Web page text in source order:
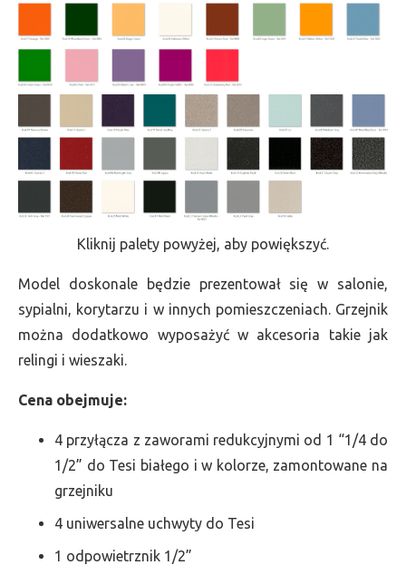
Kliknij palety powyżej, aby powiększyć.
Model doskonale będzie prezentował się w salonie,
sypialni, korytarzu i w innych pomieszczeniach. Grzejnik
można dodatkowo wyposażyć w akcesoria takie jak
relingi i wieszaki.
Cena obejmuje:
4 przyłącza z zaworami redukcyjnymi od 1 “1/4 do
1/2” do Tesi białego i w kolorze, zamontowane na
grzejniku
4 uniwersalne uchwyty do Tesi
1 odpowietrznik 1/2”